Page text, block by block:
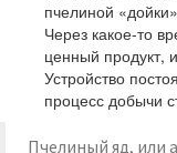
пчелиной
Через какое-то
ценный продукт,
Устройство
процесс добычи
Пчелиный яд, или